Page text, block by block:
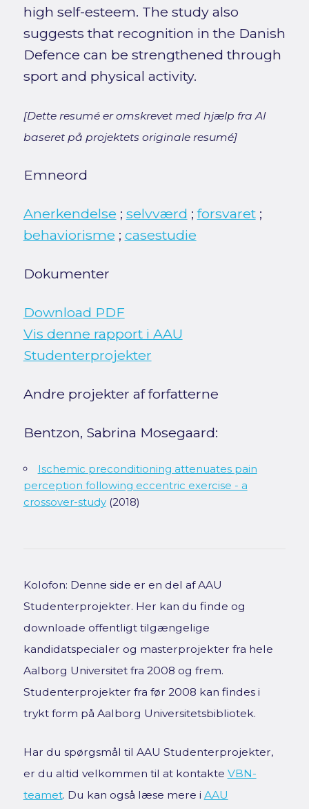
high self-esteem. The study also
suggests that recognition in the Danish
Defence can be strengthened through
sport and physical activity.
[Dette resumé er omskrevet med hjælp fra AI
baseret på projektets originale resumé]
Emneord
Anerkendelse ; selvværd ;forsvaret;
behaviorisme ; casestudie
Dokumenter
Download PDF
Vis denne rapport i AAU
Studenterprojekter
Andre projekter af forfatterne
Bentzon, Sabrina Mosegaard:
Ischemic preconditioning attenuates pain
perception following eccentric exercise - a
crossover-study(2018)
Kolofon: Denne side er en del af AAU
Studenterprojekter. Her kan du finde og
downloade offentligt tilgængelige
kandidatspecialer og masterprojekter fra hele
Aalborg Universitet fra 2008 og frem.
Studenterprojekter fra før 2008 kan findes i
trykt form på Aalborg Universitetsbibliotek.
Har du spørgsmål til AAU Studenterprojekter,
er du altid velkommen til at kontakte VBN-
teamet. Du kan også læse mere i AAU